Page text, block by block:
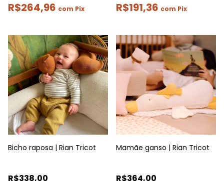
R$264,96 com Pix R$191,36 com Pix
Bicho raposa | Rian Tricot
R$338,00
Mamãe ganso | Rian Tricot
R$364,00